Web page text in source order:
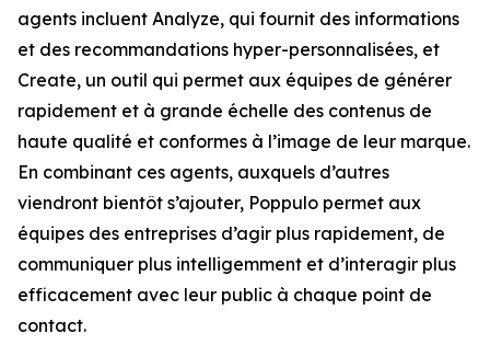
agents incluent Analyze, qui fournit des informations
et des recommandations hyper-personnalisées, et
Create, un outil qui permet aux équipes de générer
rapidement et à grande échelle des contenus de
haute qualité et conformes à l’image de leur marque.
En combinant ces agents, auxquels d’autres
viendront bientôt s’ajouter, Poppulo permet aux
équipes des entreprises d’agir plus rapidement, de
communiquer plus intelligemment et d’interagir plus
efficacement avec leur public à chaque point de
contact.